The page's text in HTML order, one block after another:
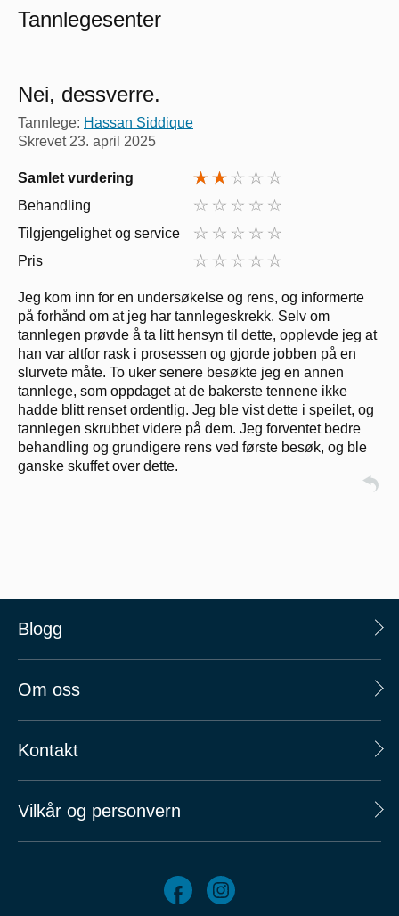
Tannlegesenter
Nei, dessverre.
Tannlege: Hassan Siddique
Skrevet 23. april 2025
Samlet vurdering
Behandling
Tilgjengelighet og service
Pris
Jeg kom inn for en undersøkelse og rens, og informerte
på forhånd om at jeg har tannlegeskrekk. Selv om
tannlegen prøvde å ta litt hensyn til dette, opplevde jeg at
han var altfor rask i prosessen og gjorde jobben på en
slurvete måte. To uker senere besøkte jeg en annen
tannlege, som oppdaget at de bakerste tennene ikke
hadde blitt renset ordentlig. Jeg ble vist dette i speilet, og
tannlegen skrubbet videre på dem. Jeg forventet bedre
behandling og grundigere rens ved første besøk, og ble
ganske skuffet over dette.
Blogg
Om oss
Kontakt
Vilkår og personvern